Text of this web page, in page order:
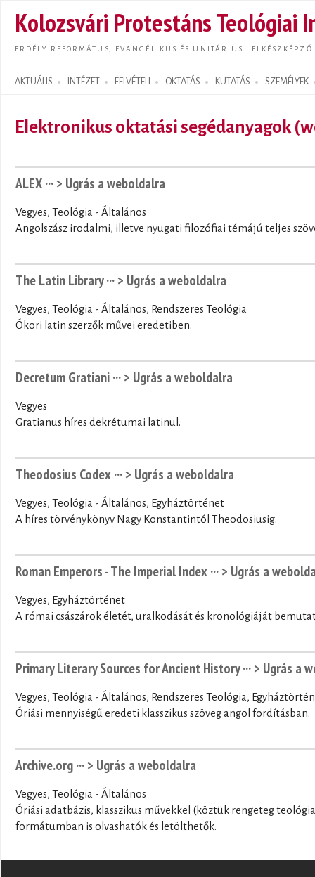
Kolozsvári Protestáns Teológiai
ERDÉLY REFORMÁTUS, EVANGÉLIKUS ÉS UNITÁRIUS LELKÉSZKÉPZŐ
AKTUÁLIS INTÉZET FELVÉTELI OKTATÁS KUTATÁS SZEMÉLYEK
Search form
Elektronikus oktatási segédanyagok
ALEX ··· > Ugrás a weboldalra
Vegyes, Teológia - Általános
Angolszász irodalmi, illetve nyugati filozófiai témájú teljes
The Latin Library ··· > Ugrás a weboldalra
Vegyes, Teológia - Általános, Rendszeres Teológia
Ókori latin szerzők művei eredetiben.
Decretum Gratiani ··· > Ugrás a weboldalra
Vegyes
Gratianus híres dekrétumai latinul.
Theodosius Codex ··· > Ugrás a weboldalra
Vegyes, Teológia - Általános, Egyháztörténet
A híres törvénykönyv Nagy Konstantintól Theodosiusig.
Roman Emperors - The Imperial Index ··· > Ugrás a
Vegyes, Egyháztörténet
A római császárok életét, uralkodását és kronológiáját
Primary Literary Sources for Ancient History ··· > Ugrás a
Vegyes, Teológia - Általános, Rendszeres Teológia,
Óriási mennyiségű eredeti klasszikus szöveg angol fordításban.
Archive.org ··· > Ugrás a weboldalra
Vegyes, Teológia - Általános
Óriási adatbázis, klasszikus művekkel (köztük rengeteg
formátumban is olvashatók és letölthetők.